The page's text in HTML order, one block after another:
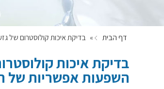
דף הבית » בדיקת איכות קולוסטרום של
בדיקת איכות
השפעות אפשריות של